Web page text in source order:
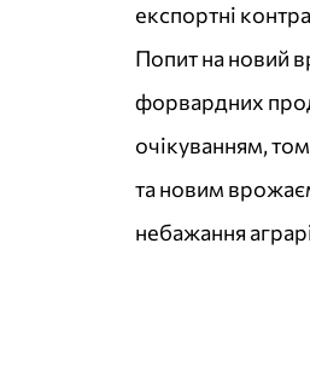
експортні
Попит на новий
форвардних
очікуванням,
та новим
небажання